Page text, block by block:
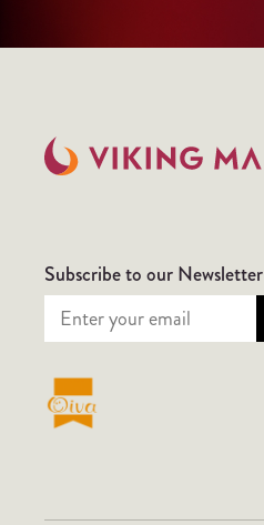
Subscribe to our Newsletter